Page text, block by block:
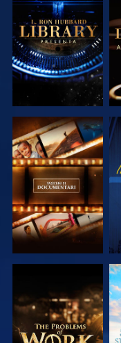
ESPLORA LE
SERIE
ESPLORA LE
SERIE
ESPLORA LE
SERIE